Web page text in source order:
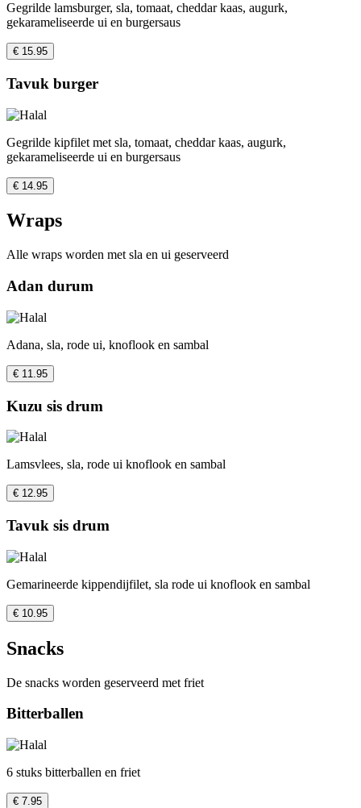
Gegrilde lamsburger, sla, tomaat, cheddar kaas, augurk,
gekarameliseerde ui en burgersaus
€ 15.95
Tavuk burger
Gegrilde kipfilet met sla, tomaat, cheddar kaas, augurk,
gekarameliseerde ui en burgersaus
€ 14.95
Wraps
Alle wraps worden met sla en ui geserveerd
Adan durum
Adana, sla, rode ui, knoflook en sambal
€ 11.95
Kuzu sis drum
Lamsvlees, sla, rode ui knoflook en sambal
€ 12.95
Tavuk sis drum
Gemarineerde kippendijfilet, sla rode ui knoflook en sambal
€ 10.95
Snacks
De snacks worden geserveerd met friet
Bitterballen
6 stuks bitterballen en friet
€ 7.95